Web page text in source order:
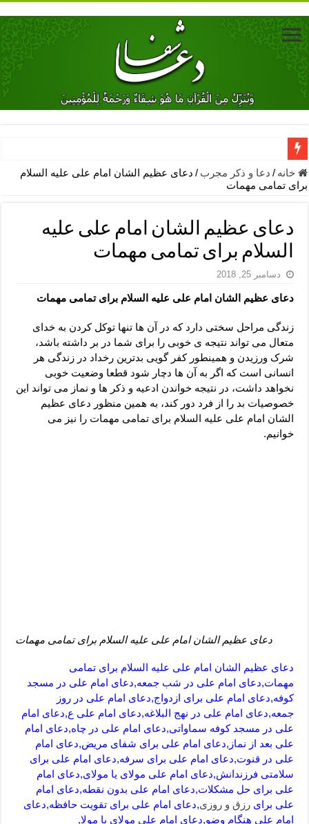
دعای جلب محبت فوری معشوق – دعای جلب محبت شوهر
دعای مشکل گشا برای رفع فقر – ذکرهای روزی‌ بخش
معجزات دعای یا من اظهر الجمیل – دعای یا من اظهر الجمیل برای
مهم ترین اذکار الهی و فضیلت آن ها – ذکر مخصوص مستجاب الدعوه
دعا برای ترس بچه ها در خواب – دعای ترس و بی خوابی کودکان
لا حول ولا قوة الا بالله برای چشم زخم – دعای چشم زخم ماشاالله
دعای قوی رفع ترس – دعای مجرب برای آرامش قلب و رفع اضطراب
دعا برای پولدار شدن در یک روز – دعای ثروت حضرت سلیمان
خانه / دعا و ذکر مجرب / دعای عظیم الشان امام علی علیه السلام
برای تمامی مهمات
دعای عظیم الشان امام علی علیه
السلام برای تمامی مهمات
دسامبر 25, 2018
دعای عظیم الشان امام علی علیه السلام برای تمامی مهمات
زندگی مراحل سختی دارد که در آن ها تنها توکل کردن به خدای
متعال می تواند نتیجه ی خوبی را برای شما در بر داشته باشد،
شرک ورزیدن و همینطور کفر گویی بدترین رخداد در زندگی هر
انسانی است که اگر به آن ها دچار شود قطعا وضعیت خوبی
نخواهد داشت، در نتیجه خواندن ادعیه و ذکر ها و نماز می تواند این
خصوصیات بد را از فرد دور کند، به همین منظور دعای عظیم
الشان امام علی علیه السلام برای تمامی مهمات را نیز می
خوانیم.
دعای عظیم الشان امام علی علیه السلام برای تمامی مهمات
دعای عظیم الشان امام علی علیه السلام برای تمامی
مهمات,دعای امام علی در شب جمعه,دعای امام علی در مسجد
کوفه,دعای امام علی برای ازدواج,دعای امام علی در روز
جمعه,دعای امام علی در نهج البلاغه,دعای امام علی ع,دعای امام
علی در مسجد کوفه سماواتی,دعای امام علی در چاه,دعای امام
علی بعد از نماز,دعای امام علی برای شفای مریض,دعای امام
علی در قنوت,دعای امام علی برای سرفه,دعای امام علی برای
سلامتی فرزندانش,دعای امام علی مولای یا مولای,دعای امام
علی برای حل مشکلات,دعای امام علی بدون نقطه,دعای امام
علی برایرزق و روزی,دعای امام علی برای تقویت حافظه,دعای
امام علی هنگام وضو,دعای امام علی مولای یا مولا,